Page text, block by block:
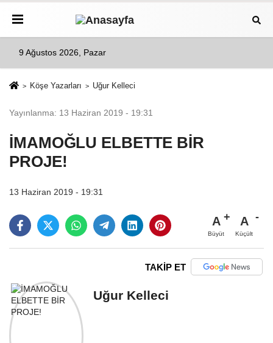
9 Ağustos 2026, Pazar
Köşe Yazarları Uğur Kelleci
Yayınlanma: 13 Haziran 2019 - 19:31
İMAMOĞLU ELBETTE BİR
PROJE!
13 Haziran 2019 - 19:31
A
Büyüt
A
Küçült
TAKİP ET
Uğur Kelleci